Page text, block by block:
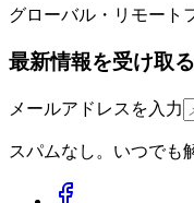
グローバル・リモート
最新情報を受け取る
メールアドレスを入力
スパムなし。いつでも